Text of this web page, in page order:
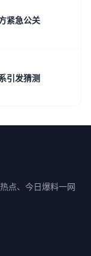
紧急公关
引发猜测
点、今日爆料一网